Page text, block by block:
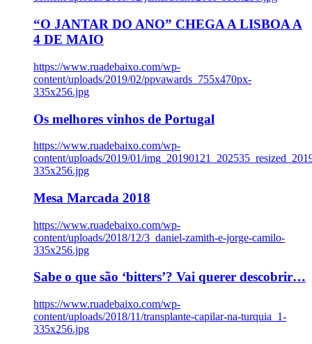
“O JANTAR DO ANO” CHEGA A LISBOA A
4 DE MAIO
https://www.ruadebaixo.com/wp-
content/uploads/2019/02/ppvawards_755x470px-
335x256.jpg
Os melhores vinhos de Portugal
https://www.ruadebaixo.com/wp-
content/uploads/2019/01/
335x256.jpg
Mesa Marcada 2018
https://www.ruadebaixo.com/wp-
content/uploads/2018/12/3_daniel-zamith-e-jorge-camilo-
335x256.jpg
Sabe o que são ‘bitters’? Vai querer descobrir…
https://www.ruadebaixo.com/wp-
content/uploads/2018/11/transplante-capilar-na-turquia_1-
335x256.jpg